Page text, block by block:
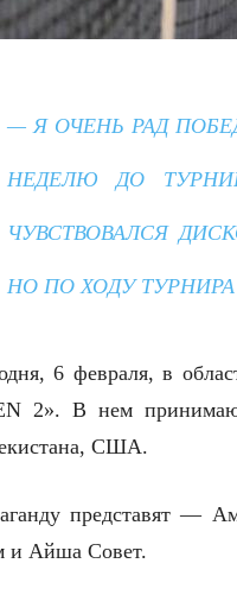
— Я ОЧЕНЬ РАД
НЕДЕЛЮ ДО
ЧУВСТВОВАЛСЯ
НО ПО ХОДУ
6 февраля, в
2». В нем
США.
представят —
и Айша Совет.